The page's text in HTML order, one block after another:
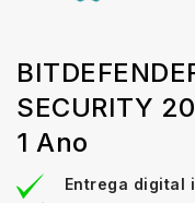
SECURITY
1 Ano
Entrega digital